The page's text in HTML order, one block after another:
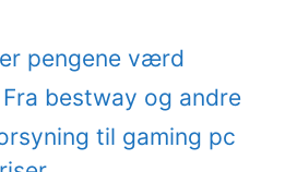
pengene værd
bestway og andre
til gaming pc